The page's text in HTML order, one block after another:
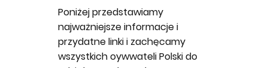
Poniżej przedstawiamy
najważniejsze informacje i
przydatne linki i zachęcamy
wszystkich oywwateli Polski do